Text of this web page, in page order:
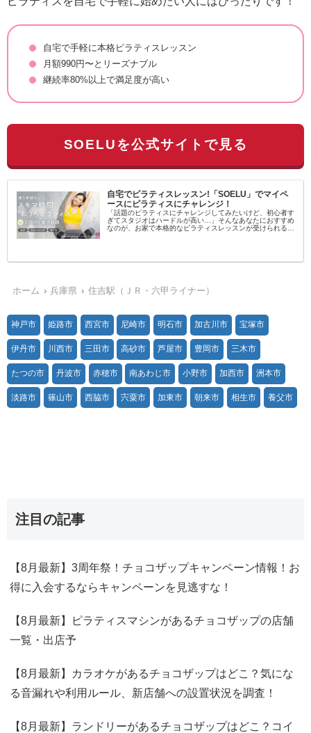
自宅で手軽に本格ピラティスレッスン
月額990円〜とリーズナブル
継続率80%以上で満足度が高い
SOELUを公式サイトで見る
自宅でピラティスレッスン!「SOELU」でマイペ
ースにピラティスにチャレンジ！
「話題のピラティスにチャレンジしてみたいけど、初心者す
ぎてスタジオはハードルが高い…」そんなあなたにおすすめ
なのが、お家で本格的なピラティスレッスンが受けられるオ
ホーム 兵庫県 住吉駅（ＪＲ・六甲ライナー）
神戸市 姫路市 西宮市 尼崎市 明石市 加古川市 宝塚市
伊丹市 川西市 三田市 高砂市 芦屋市 豊岡市 三木市
たつの市 丹波市 赤穂市 南あわじ市 小野市 加西市 洲本市
淡路市 篠山市 西脇市 宍粟市 加東市 朝来市 相生市 養父市
注目の記事
【8月最新】3周年祭！チョコザップキャンペーン情報！お
得に入会するならキャンペーンを見逃すな！
【8月最新】ピラティスマシンがあるチョコザップの店舗
一覧・出店予
【8月最新】カラオケがあるチョコザップはどこ？気にな
る音漏れや利用ルール、新店舗への設置状況を調査！
【8月最新】ランドリーがあるチョコザップはどこ？コイ